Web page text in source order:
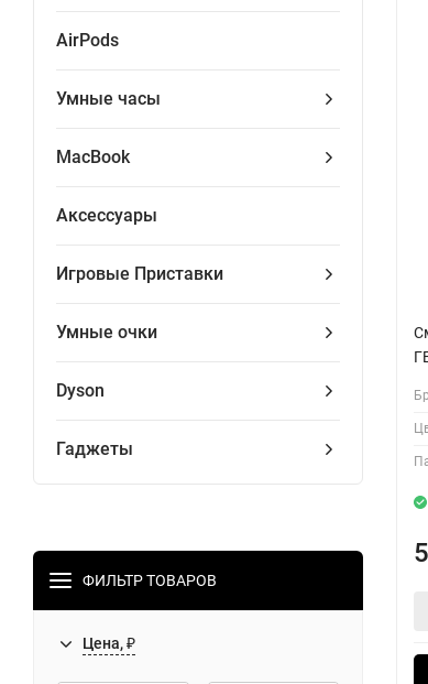
AirPods
Умные часы
MacBook
Аксессуары
Игровые Приставки
Умные очки
Dyson
Гаджеты
ФИЛЬТР ТОВАРОВ
Цена, ₽